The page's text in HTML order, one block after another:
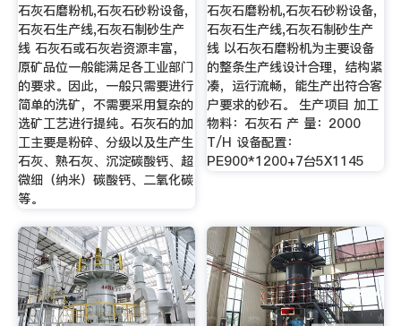
石灰石磨粉机,石灰石砂粉设备,
石灰石生产线,石灰石制砂生产
线 石灰石或石灰岩资源丰富，
原矿品位一般能满足各工业部门
的要求。因此，一般只需要进行
简单的洗矿，不需要采用复杂的
选矿工艺进行提纯。石灰石的加
工主要是粉碎、分级以及生产生
石灰、熟石灰、沉淀碳酸钙、超
微细（纳米）碳酸钙、二氧化碳
等。
石灰石磨粉机,石灰石砂粉设备,
石灰石生产线,石灰石制砂生产
线 以石灰石磨粉机为主要设备
的整条生产线设计合理，结构紧
凑，运行流畅，能生产出符合客
户要求的砂石。 生产项目 加工
物料：石灰石 产 量：2000
T/H 设备配置：
PE900*1200+7台5X1145